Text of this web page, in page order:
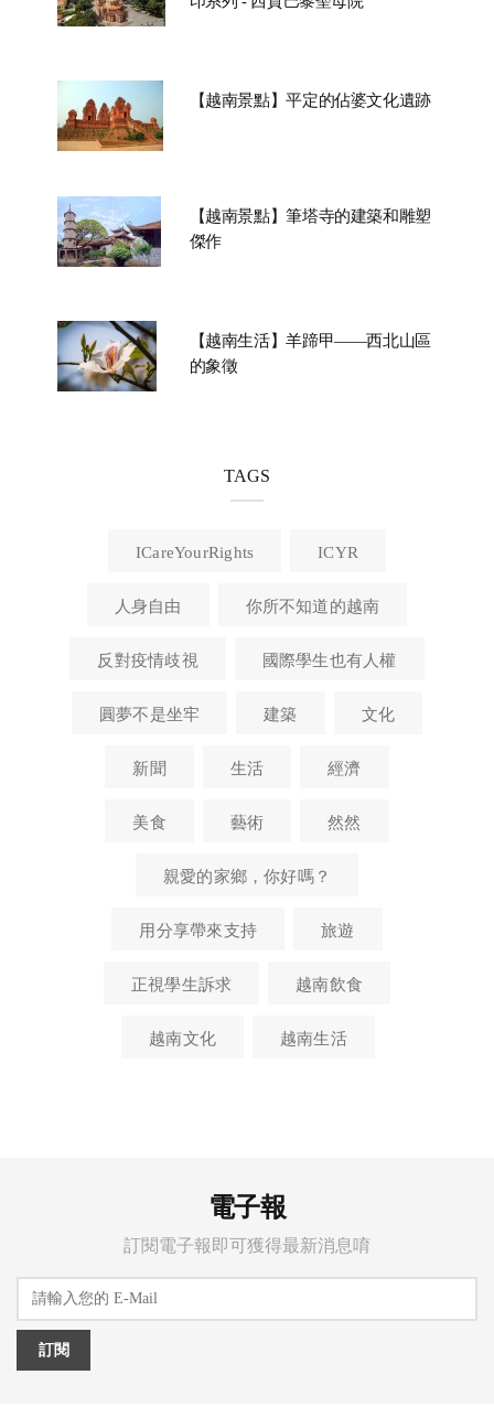
【越南景點】平定的佔婆文化遺跡
【越南景點】筆塔寺的建築和雕塑
傑作
【越南生活】羊蹄甲——西北山區
的象徵
TAGS
ICareYourRights ICYR
人身自由 你所不知道的越南
反對疫情歧視 國際學生也有人權
圓夢不是坐牢 建築 文化
新聞 生活 經濟
美食 藝術 然然
親愛的家鄉，你好嗎？
用分享帶來支持 旅遊
正視學生訴求 越南飲食
越南文化 越南生活
電子報
訂閱電子報即可獲得最新消息唷
訂閱